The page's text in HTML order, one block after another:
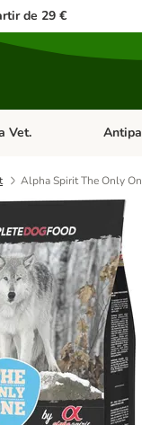
de 29 €
categoria abierto:
Vet. Menú
Alpha Spirit The Only